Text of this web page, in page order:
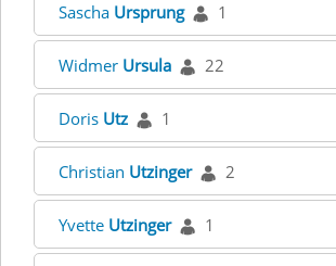
Sascha Ursprung 1
Widmer Ursula 22
Doris Utz 1
Christian Utzinger 2
Yvette Utzinger 1